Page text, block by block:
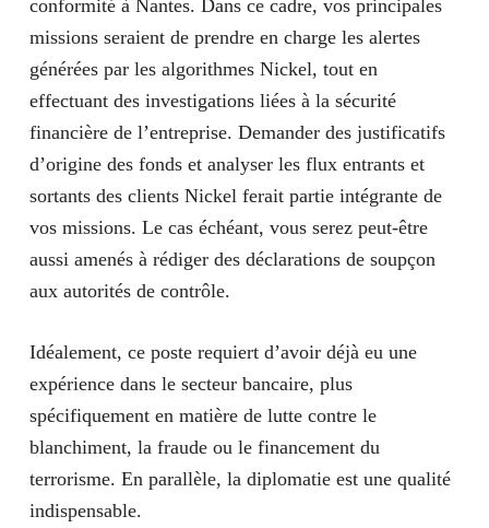
conformité à Nantes. Dans ce cadre, vos principales
missions seraient de prendre en charge les alertes
générées par les algorithmes Nickel, tout en
effectuant des investigations liées à la sécurité
financière de l’entreprise. Demander des justificatifs
d’origine des fonds et analyser les flux entrants et
sortants des clients Nickel ferait partie intégrante de
vos missions. Le cas échéant, vous serez peut-être
aussi amenés à rédiger des déclarations de soupçon
aux autorités de contrôle.
Idéalement, ce poste requiert d’avoir déjà eu une
expérience dans le secteur bancaire, plus
spécifiquement en matière de lutte contre le
blanchiment, la fraude ou le financement du
terrorisme. En parallèle, la diplomatie est une qualité
indispensable.